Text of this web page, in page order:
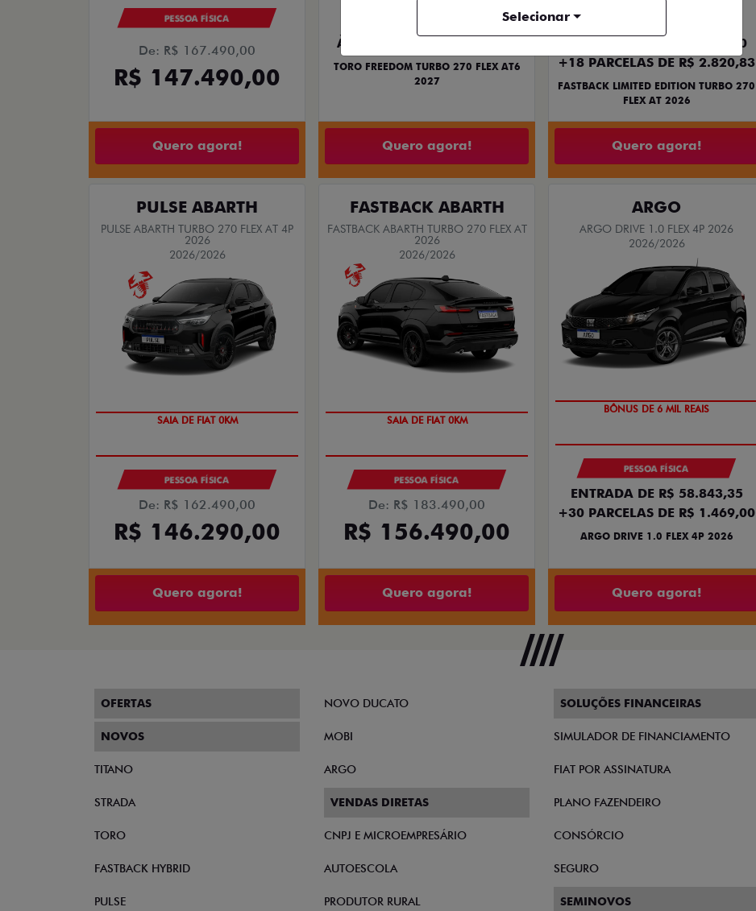
PESSOA FÍSICA
De: R$ 167.490,00
R$ 147.490,00
Quero agora!
À VISTA POR R$ 134.990,00
TORO FREEDOM TURBO 270 FLEX AT6
2027
Quero agora!
ENTRADA DE R$ 107.443,00
+18 PARCELAS DE R$ 2.820,83
FASTBACK LIMITED EDITION TURBO 270
FLEX AT 2026
Quero agora!
PULSE ABARTH
PULSE ABARTH TURBO 270 FLEX AT 4P
2026
2026/2026
SAIA DE FIAT 0KM
PESSOA FÍSICA
De: R$ 162.490,00
R$ 146.290,00
Quero agora!
FASTBACK ABARTH
FASTBACK ABARTH TURBO 270 FLEX AT
2026
2026/2026
SAIA DE FIAT 0KM
PESSOA FÍSICA
De: R$ 183.490,00
R$ 156.490,00
Quero agora!
ARGO
ARGO DRIVE 1.0 FLEX 4P 2026
2026/2026
BÔNUS DE 6 MIL REAIS
PESSOA FÍSICA
ENTRADA DE R$ 58.843,35
+30 PARCELAS DE R$ 1.469,00
ARGO DRIVE 1.0 FLEX 4P 2026
Quero agora!
OFERTAS
NOVOS
TITANO
STRADA
TORO
FASTBACK HYBRID
PULSE
NOVO DUCATO
MOBI
ARGO
VENDAS DIRETAS
CNPJ E MICROEMPRESÁRIO
AUTOESCOLA
PRODUTOR RURAL
SOLUÇÕES FINANCEIRAS
SIMULADOR DE FINANCIAMENTO
FIAT POR ASSINATURA
PLANO FAZENDEIRO
CONSÓRCIO
SEGURO
SEMINOVOS
Selecionar